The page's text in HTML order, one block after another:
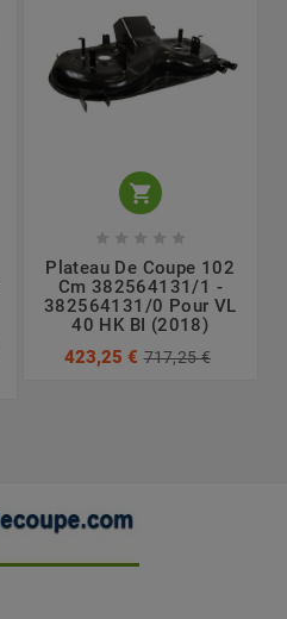

    
Plateau De Coupe 102
Cm 382564131/1 -
382564131/0 Pour VL
40 HK BI (2018)
423,25 € 717,25 €